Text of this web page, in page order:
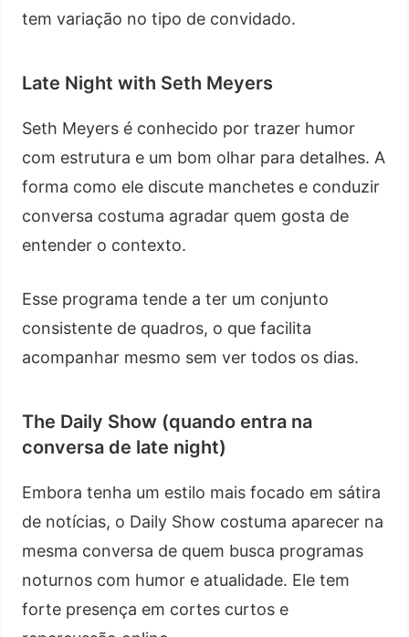
tem variação no tipo de convidado.
Late Night with Seth Meyers
Seth Meyers é conhecido por trazer humor
com estrutura e um bom olhar para detalhes. A
forma como ele discute manchetes e conduzir
conversa costuma agradar quem gosta de
entender o contexto.
Esse programa tende a ter um conjunto
consistente de quadros, o que facilita
acompanhar mesmo sem ver todos os dias.
The Daily Show (quando entra na
conversa de late night)
Embora tenha um estilo mais focado em sátira
de notícias, o Daily Show costuma aparecer na
mesma conversa de quem busca programas
noturnos com humor e atualidade. Ele tem
forte presença em cortes curtos e